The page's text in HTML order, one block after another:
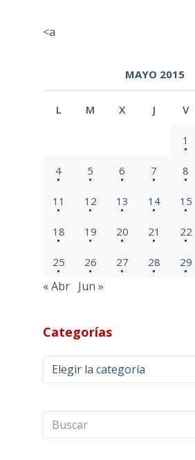
<a
MAYO 2015
L M X J V
1
4 5 6 7 8
11 12 13 14 15
18 19 20 21 22
25 26 27 28 29
« Abr Jun »
Categorías
Categorías